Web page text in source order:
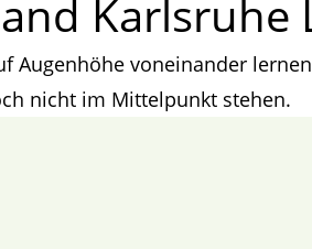
Karlsruhe
Augenhöhe voneinander
nicht im Mittelpunkt stehen.